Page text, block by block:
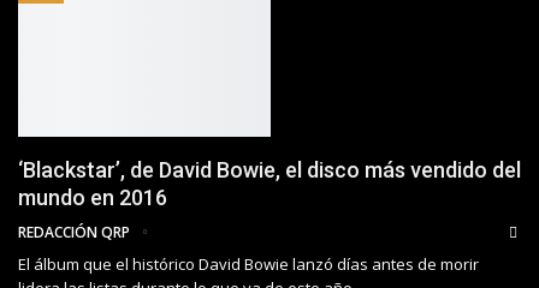
‘Blackstar’, de David Bowie, el disco más vendido del
mundo en 2016
REDACCIÓN QRP
El álbum que el histórico David Bowie lanzó días antes de morir